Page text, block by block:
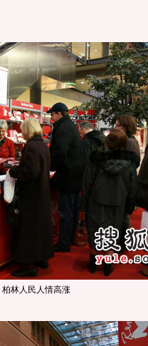
柏林人民人情高涨